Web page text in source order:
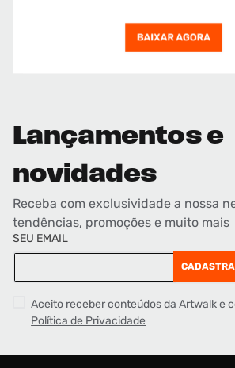
Lançamentos e
novidades
Receba com exclusividade a nossa
tendências, promoções e muito mais
SEU EMAIL
Aceito receber conteúdos da Artwalk e
Política de Privacidade